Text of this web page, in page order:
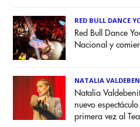
RED BULL DANCE
Red Bull Dance
Nacional y
NATALIA
Natalia
nuevo
primera vez al